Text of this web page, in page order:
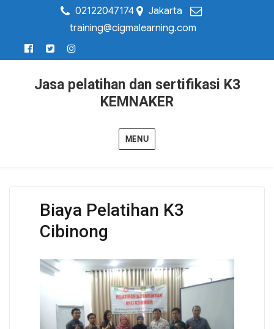
02122047174
Jakarta
training@cigmalearning.com
Jasa pelatihan dan sertifikasi K3
KEMNAKER
MENU
Biaya Pelatihan K3
Cibinong